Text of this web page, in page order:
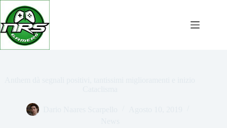
Salta
contenuto